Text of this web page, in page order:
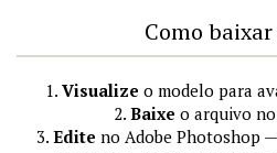
Como baixar
1. Visualize o modelo para
2. Baixe o arquivo
3. Edite no Adobe Photoshop